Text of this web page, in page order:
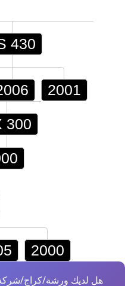
430
2001
300
2000
هل لديك ورشة/كراج/شركة